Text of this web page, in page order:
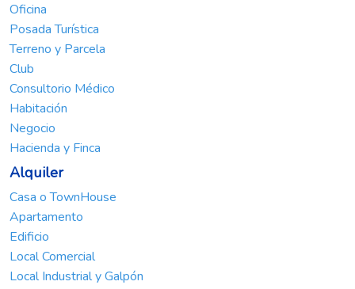
Oficina
Posada Turística
Terreno y Parcela
Club
Consultorio Médico
Habitación
Negocio
Hacienda y Finca
Alquiler
Casa o TownHouse
Apartamento
Edificio
Local Comercial
Local Industrial y Galpón